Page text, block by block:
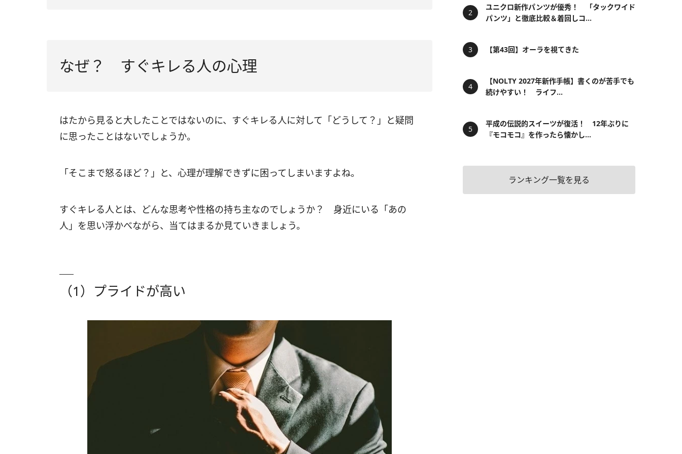
なぜ？ すぐキレる人の心理
はたから見ると大したことではないのに、すぐキレる人に対して「どうして？」と疑問
に思ったことはないでしょうか。
「そこまで怒るほど？」と、心理が理解できずに困ってしまいますよね。
すぐキレる人とは、どんな思考や性格の持ち主なのでしょうか？ 身近にいる「あの
人」を思い浮かべながら、当てはまるか見ていきましょう。
（1）プライドが高い
ユニクロ新作パンツが優秀！ 「タックワイド
パンツ」と徹底比較＆着回しコ...
【第43回】オーラを視てきた
【NOLTY 2027年新作手帳】書くのが苦手でも
続けやすい！ ライフ...
平成の伝説的スイーツが復活！ 12年ぶりに
『モコモコ』を作ったら懐かし...
ランキング一覧を見る